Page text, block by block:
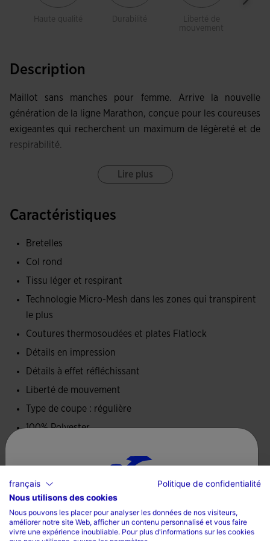
Haute qualité Durabilité
Liberté de
mouvement
Description
Maillot sans manches pour femme. Arrive la nouvelle
génération de la ligne Marathon, conçue pour les coureuses
exigeantes qui recherchent un maximum de légèreté et de
respirabilité.
Confectionné avec une coupe ergonomique et un col rond.
et une sensation seconde peau.
Tissu ultra-léger avec finissage jacquard, capable d'évacuer
la transpiration et de réguler la température corporelle lors
des phases de performance maximale.
Liberté de mouvement garantie.
Logo Joma Trail en impression.
*Le poids du vêtement peut varier légèrement selon la
taille.
Lire plus
Caractéristiques
Bretelles
Col rond
Tissu léger et respirant
Technologie Micro-Mesh dans les zones qui transpirent
le plus
Coutures thermosoudées et plates Flatlock
Détails en impression
Détails à effet réfléchissant
Liberté de mouvement
Type de coupe : régulière
100% Polyester
Conseils d’entretien
Laver à la machine à 30 degrés ou moins
Ne pas utiliser de javel
Ne pas mettre au sèche-linge
Sélectionnez un pays et une langue
Pays
français
Politique de confidentialité
Nous utilisons des cookies
Nous pouvons les placer pour analyser les données de nos visiteurs,
améliorer notre site Web, afficher un contenu personnalisé et vous faire
vivre une expérience inoubliable. Pour plus d'informations sur les cookies